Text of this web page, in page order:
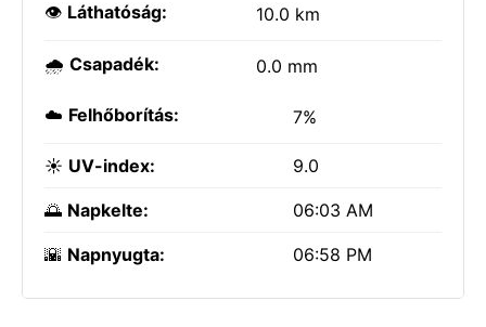
👁️ Láthatóság: 10.0 km
🌧️ Csapadék: 0.0 mm
☁️ Felhőborítás: 7%
☀️ UV-index: 9.0
🌅 Napkelte: 06:03 AM
🌇 Napnyugta: 06:58 PM